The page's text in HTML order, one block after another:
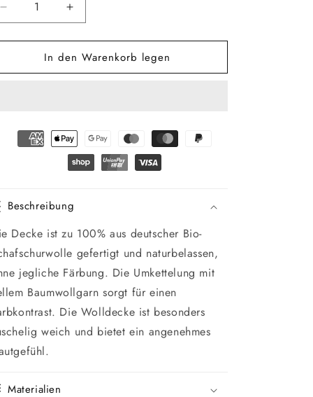
Verringere
die
Menge
Decke
Erhöhe
die
Menge
für
Decke
In den Warenkorb legen
Beschreibung
Decke ist zu 100% aus deutscher Bio-
gefertigt und naturbelassen,
jegliche Färbung. Die Umkettelung mit
Baumwollgarn sorgt für einen
Die Wolldecke ist besonders
weich und bietet ein angenehmes
Materialien